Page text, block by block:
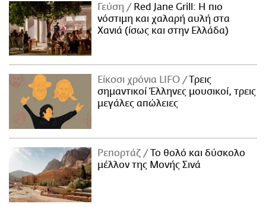
Γεύση
Red Jane Grill: Η πιο
νόστιμη και χαλαρή αυλή στα
Χανιά (ίσως και στην Ελλάδα)
Είκοσι χρόνια LIFO
Tρεις
σημαντικοί Έλληνες μουσικοί, τρεις
μεγάλες απώλειες
Ρεπορτάζ
Το θολό και δύσκολο
μέλλον της Μονής Σινά